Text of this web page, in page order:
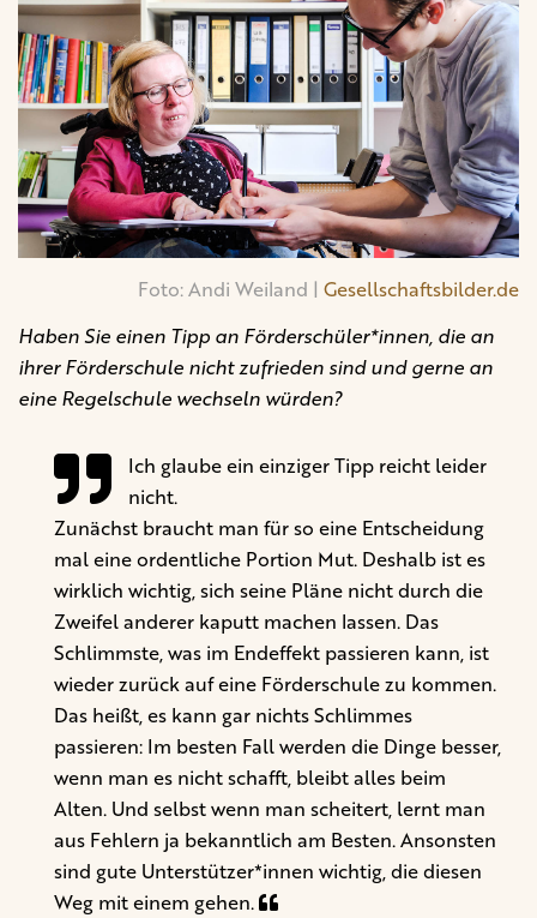
Foto: Andi Weiland | Gesellschaftsbilder.de
Haben Sie einen Tipp an Förderschüler*innen, die an
ihrer Förderschule nicht zufrieden sind und gerne an
eine Regelschule wechseln würden?
Ich glaube ein einziger Tipp reicht leider
nicht.
Zunächst braucht man für so eine Entscheidung
mal eine ordentliche Portion Mut. Deshalb ist es
wirklich wichtig, sich seine Pläne nicht durch die
Zweifel anderer kaputt machen lassen. Das
Schlimmste, was im Endeffekt passieren kann, ist
wieder zurück auf eine Förderschule zu kommen.
Das heißt, es kann gar nichts Schlimmes
passieren: Im besten Fall werden die Dinge besser,
wenn man es nicht schafft, bleibt alles beim
Alten. Und selbst wenn man scheitert, lernt man
aus Fehlern ja bekanntlich am Besten. Ansonsten
sind gute Unterstützer*innen wichtig, die diesen
Weg mit einem gehen.